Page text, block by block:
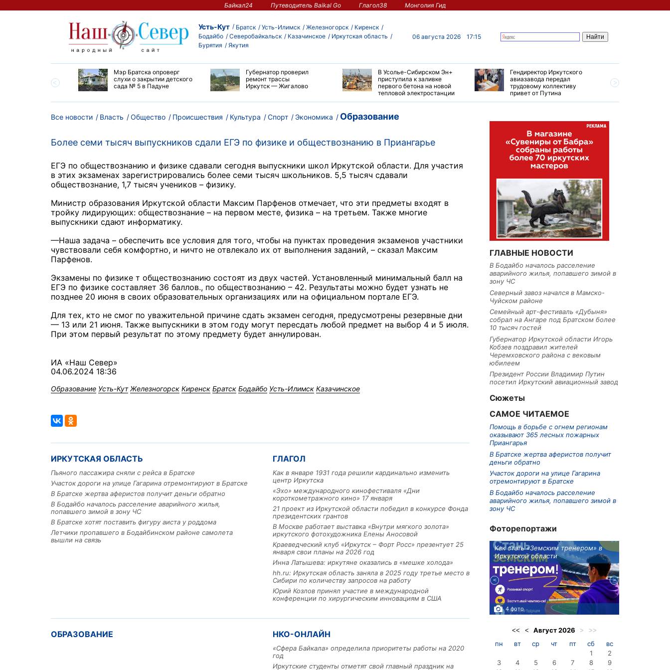
Байкал24 Путеводитель Baikal Go Глагол38 Монголия Гид
Усть-Кут Братск Усть-Илимск Железногорск
Киренск
Бодайбо
Северобайкальск Казачинское
Иркутская область
Бурятия
Якутия
06 августа 2026 17:15
Мэр Братска опроверг
слухи о закрытии детского
сада № 5 в Падуне
Губернатор проверил
ремонт трассы
Иркутск — Жигалово
В Усолье-Сибирском Эн+
приступила к заливке
первого бетона на новой
тепловой электростанции
Гендиректор Иркутского
авиазавода передал
трудовому коллективу
привет от Путина
Все новости Власть Общество Происшествия Культура Спорт Экономика Образование
Более семи тысяч выпускников сдали ЕГЭ по физике и обществознанию в Приангарье
ЕГЭ по обществознанию и физике сдавали сегодня выпускники школ Иркутской области. Для участия
в этих экзаменах зарегистрировались более семи тысяч школьников. 5,5 тысяч сдавали
обществознание, 1,7 тысяч учеников – физику.
Министр образования Иркутской области Максим Парфенов отмечает, что эти предметы входят в
тройку лидирующих: обществознание – на первом месте, физика – на третьем. Также многие
выпускники сдают информатику.
—Наша задача – обеспечить все условия для того, чтобы на пунктах проведения экзаменов участники
чувствовали себя комфортно, и ничто не отвлекало их от выполнения заданий, – сказал Максим
Парфенов.
Экзамены по физике т обществознанию состоят из двух частей. Установленный минимальный балл на
ЕГЭ по физике составляет 36 баллов., по обществознанию – 42. Результаты можно будет узнать не
позднее 20 июня в своих образовательных организациях или на официальном портале ЕГЭ.
Для тех, кто не смог по уважительной причине сдать экзамен сегодня, предусмотрены резервные дни
— 13 или 21 июня. Также выпускники в этом году могут пересдать любой предмет на выбор 4 и 5 июля.
При этом первый результат по этому предмету будет аннулирован.
ИА «Наш Север»
04.06.2024 18:36
Образование Усть-Кут Железногорск Киренск Братск Бодайбо Усть-Илимск Казачинское
ИРКУТСКАЯ ОБЛАСТЬ
Пьяного пассажира сняли с рейса в Братске
Участок дороги на улице Гагарина отремонтируют в Братске
В Братске жертва аферистов получит деньги обратно
В Бодайбо началось расселение аварийного жилья,
попавшего зимой в зону ЧС
В Братске хотят поставить фигуру аиста у роддома
Летчики пропавшего в Бодайбинском районе самолета
вышли на связь
ГЛАГОЛ
Как в январе 1931 года решили кардинально изменить
центр Иркутска
«Эхо» международного кинофестиваля «Дни
короткометражного кино» 17 января
21 проект из Иркутской области победил в конкурсе Фонда
президентских грантов
В Москве работает выставка «Внутри мягкого золота»
иркутского фотохудожника Елены Аносовой
Краеведческий клуб «Иркутск – Форт Росс» презентует 25
января свои планы на 2026 год
Инна Латышева: иркутяне оказались в «мешке холода»
hh.ru: Иркутская область заняла в 2025 году третье место в
Сибири по количеству запросов на работу
Юрий Козлов принял участие в международной
конференции по хирургическим инновациям в США
ОБРАЗОВАНИЕ НКО-ОНЛАЙН
«Сфера Байкала» определила приоритеты работы на 2020
год
Иркутские студенты отметят свой главный праздник на
ГЛАВНЫЕ НОВОСТИ
В Бодайбо началось расселение
аварийного жилья, попавшего зимой в
зону ЧС
Северный завоз начался в Мамско-
Чуйском районе
Семейный арт-фестиваль «Дубыня»
собрал на Ангаре под Братском более
10 тысяч гостей
Губернатор Иркутской области Игорь
Кобзев поздравил жителей
Черемховского района с вековым
юбилеем
Президент России Владимир Путин
посетил Иркутский авиационный завод
Сюжеты
САМОЕ ЧИТАЕМОЕ
Помощь в борьбе с огнем регионам
оказывают 365 лесных пожарных
Приангарья
В Братске жертва аферистов получит
деньги обратно
Участок дороги на улице Гагарина
отремонтируют в Братске
В Бодайбо началось расселение
аварийного жилья, попавшего зимой в
зону ЧС
Фоторепортажи
Льготный заём в 9 миллионов
рублей получит
машиностроительное предприятие
из Иркутской области
Как стать «Земским тренером» в
Иркутской области
4 фото
<< < Август2026 > >>
пн вт ср чт пт сб
вс
1
2
3
4 5 6 7 8
9